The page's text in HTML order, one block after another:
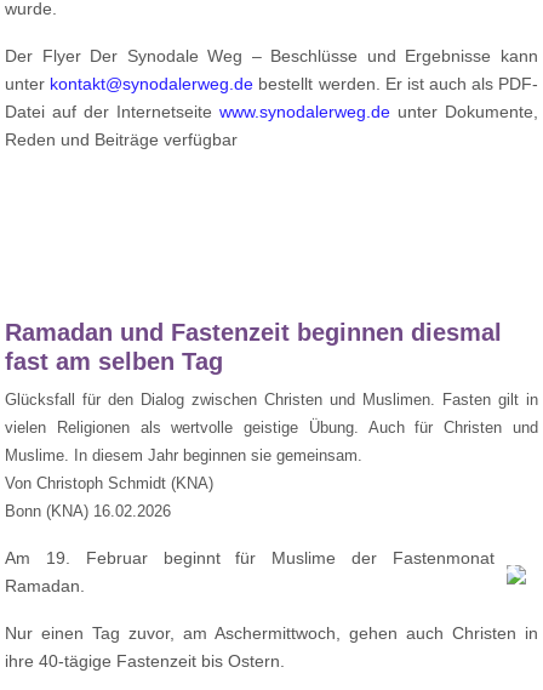
wurde.
Der Flyer Der Synodale Weg – Beschlüsse und Ergebnisse kann
unter kontakt@synodalerweg.de bestellt werden. Er ist auch als PDF-
Datei auf der Internetseite www.synodalerweg.deunter Dokumente,
Reden und Beiträge verfügbar
Ramadan und Fastenzeit beginnen diesmal
fast am selben Tag
Glücksfall für den Dialog zwischen Christen und Muslimen. Fasten gilt in
vielen Religionen als wertvolle geistige Übung. Auch für Christen und
Muslime. In diesem Jahr beginnen sie gemeinsam.
Von Christoph Schmidt (KNA)
Bonn (KNA) 16.02.2026
Am 19. Februar beginnt für Muslime der Fastenmonat
Ramadan.
Nur einen Tag zuvor, am Aschermittwoch, gehen auch Christen in
ihre 40-tägige Fastenzeit bis Ostern.